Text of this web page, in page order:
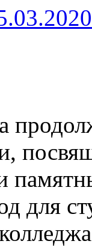
для